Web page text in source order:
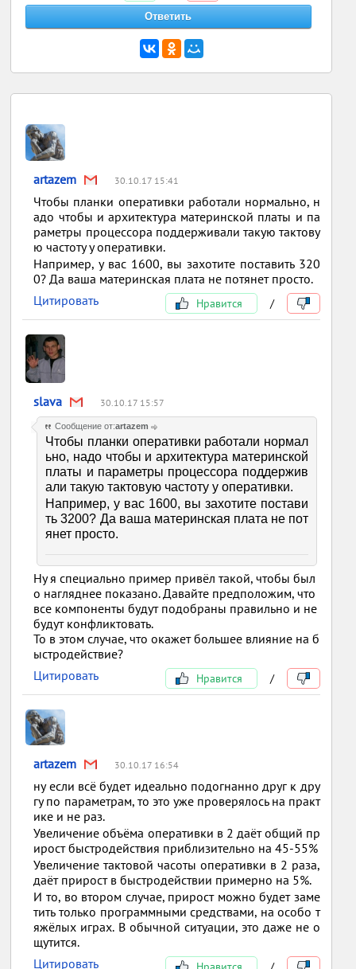
artazem 30.10.17 15:41
Чтобы планки оперативки работали нормально, н
адо чтобы и архитектура материнской платы и па
раметры процессора поддерживали такую тактову
ю частоту у оперативки.
Например, у вас 1600, вы захотите поставить 320
0? Да ваша материнская плата не потянет просто.
Цитировать
Нравится /
slava 30.10.17 15:57
Сообщение от:artazem
Чтобы планки оперативки работали нормал
ьно, надо чтобы и архитектура материнской
платы и параметры процессора поддержив
али такую тактовую частоту у оперативки.
Например, у вас 1600, вы захотите постави
ть 3200? Да ваша материнская плата не пот
янет просто.
Ну я специально пример привёл такой, чтобы был
о нагляднее показано. Давайте предположим, что
все компоненты будут подобраны правильно и не
будут конфликтовать.
То в этом случае, что окажет большее влияние на б
ыстродействие?
Цитировать
Нравится /
artazem 30.10.17 16:54
ну если всё будет идеально подогнанно друг к дру
гу по параметрам, то это уже проверялось на практ
ике и не раз.
Увеличение объёма оперативки в 2 даёт общий пр
ирост быстродействия приблизительно на 45-55%
Увеличение тактовой часоты оперативки в 2 раза,
даёт прирост в быстродействии примерно на 5%.
И то, во втором случае, прирост можно будет заме
тить только программными средствами, на особо т
яжёлых играх. В обычной ситуации, это даже не о
щутится.
Цитировать